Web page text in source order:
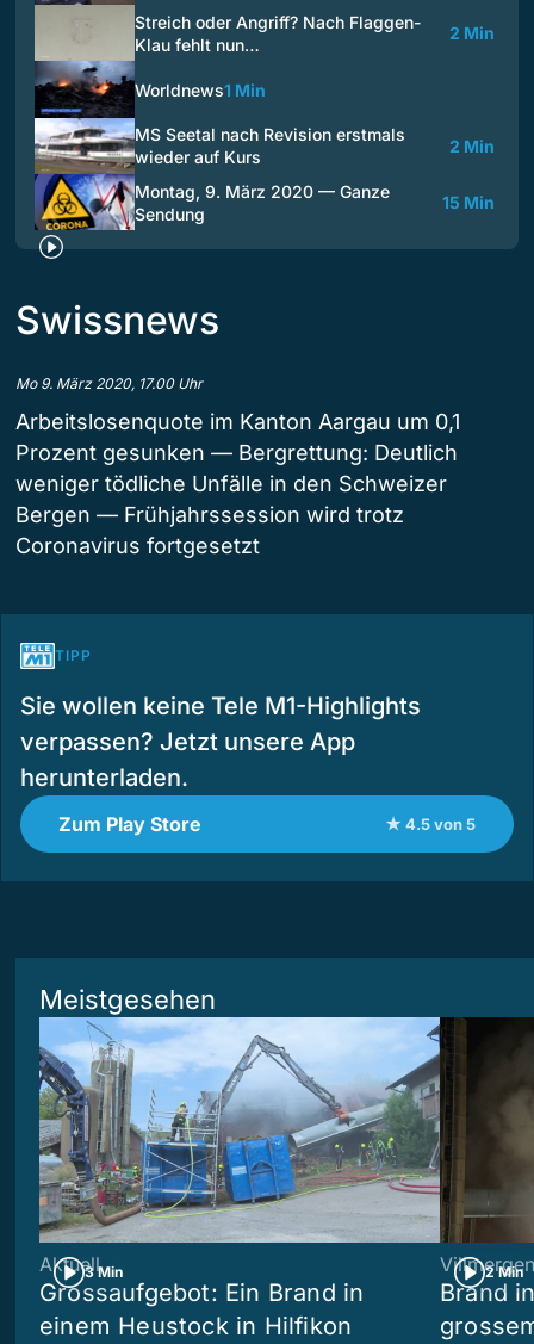
Streich oder Angriff? Nach Flaggen-
Klau fehlt nun…
2 Min
Worldnews1 Min
MS Seetal nach Revision erstmals
wieder auf Kurs
2 Min
Montag, 9. März 2020 — Ganze
Sendung
15 Min
Swissnews
Mo 9. März 2020, 17.00 Uhr
Arbeitslosenquote im Kanton Aargau um 0,1
Prozent gesunken — Bergrettung: Deutlich
weniger tödliche Unfälle in den Schweizer
Bergen — Frühjahrssession wird trotz
Coronavirus fortgesetzt
TIPP
Sie wollen keine Tele M1-Highlights
verpassen? Jetzt unsere App
herunterladen.
Zum Play Store ★ 4.5 von 5
Meistgesehen
3 Min
Aktuell
Grossaufgebot: Ein Brand in
einem Heustock in Hilfikon
2 Min
Villmergen
Brand